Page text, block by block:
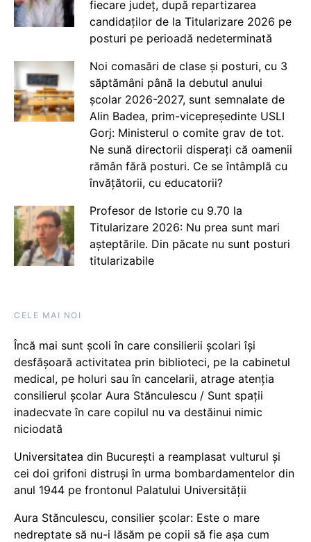
fiecare județ, după repartizarea
candidaților de la Titularizare 2026 pe
posturi pe perioadă nedeterminată
Noi comasări de clase și posturi, cu 3
săptămâni până la debutul anului
școlar 2026-2027, sunt semnalate de
Alin Badea, prim-vicepreședinte USLI
Gorj: Ministerul o comite grav de tot.
Ne sună directorii disperați că oamenii
rămân fără posturi. Ce se întâmplă cu
învățătorii, cu educatorii?
Profesor de Istorie cu 9.70 la
Titularizare 2026: Nu prea sunt mari
așteptările. Din păcate nu sunt posturi
titularizabile
CELE MAI NOI
Încă mai sunt școli în care consilierii școlari își
desfășoară activitatea prin biblioteci, pe la cabinetul
medical, pe holuri sau în cancelarii, atrage atenția
consilierul școlar Aura Stănculescu / Sunt spații
inadecvate în care copilul nu va destăinui nimic
niciodată
Universitatea din București a reamplasat vulturul și
cei doi grifoni distruși în urma bombardamentelor din
anul 1944 pe frontonul Palatului Universității
Aura Stănculescu, consilier școlar: Este o mare
nedreptate să nu-i lăsăm pe copii să fie așa cum